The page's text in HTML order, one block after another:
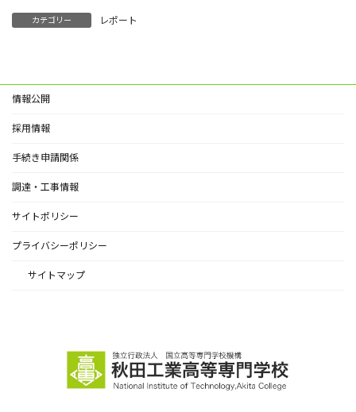
カテゴリー レポート
情報公開
採用情報
手続き申請関係
調達・工事情報
サイトポリシー
プライバシーポリシー
サイトマップ